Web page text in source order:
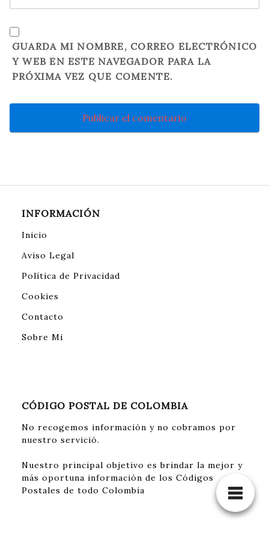
GUARDA MI NOMBRE, CORREO ELECTRÓNICO
Y WEB EN ESTE NAVEGADOR PARA LA
PRÓXIMA VEZ QUE COMENTE.
INFORMACIÓN
Inicio
Aviso Legal
Política de Privacidad
Cookies
Contacto
Sobre Mi
CÓDIGO POSTAL DE COLOMBIA
No recogemos información y no cobramos por
nuestro servició.
Nuestro principal objetivo es brindar la mejor y
más oportuna información de los Códigos
Postales de todo Colombia